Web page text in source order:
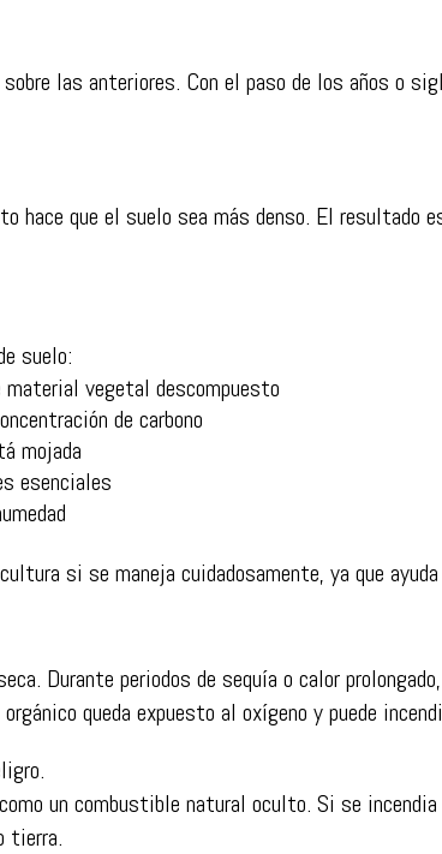
las anteriores. Con el paso de los años o
hace que el suelo sea más denso. El resultado
suelo:
vegetal descompuesto
de carbono
mojada
esenciales
si se maneja cuidadosamente, ya que
Durante periodos de sequía o calor
queda expuesto al oxígeno y puede
un combustible natural oculto. Si se
tierra.